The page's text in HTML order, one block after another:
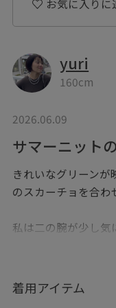
お気に入りに
yuri
160cm
2026.06.09
サマーニット
きれいなグリーン
のスカーチョを合わ
私は二の腕が少し気
Instagramも配信中で
着用アイテム